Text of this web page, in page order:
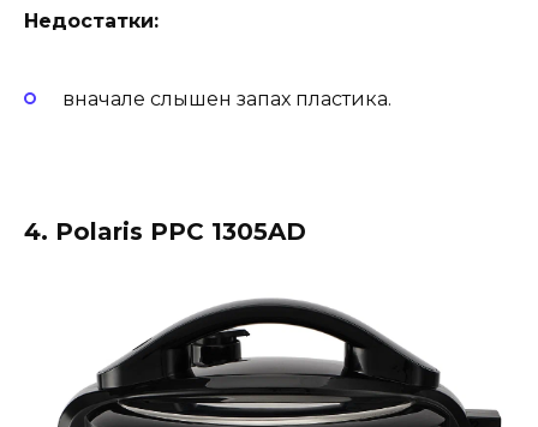
Недостатки:
вначале слышен запах пластика.
4. Polaris PPC 1305AD